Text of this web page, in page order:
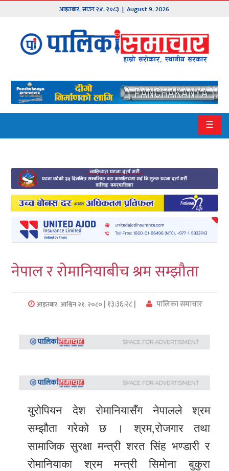
आइतबार,साउन२४,२०८३ | August 9, 2026
मुख्य
समाचार
हाम्रो
पालिका
१
२
बागमती
गण्डकी
कर्णाली
सुदुरपश्चिम
पालिका
अन्तरवार्ता
फोटो
समाचार
भिडियो
समाचार
☰
नेपाल र रोमानियाबीच श्रम सम्झौता
आइतबार, आश्विन २१, २०८० | १३:३६:२८ | पालिका समाचार
युरोपियन देश रोमानियासँग नेपालले श्रम
सम्झौता गरेको छ । श्रम,रोजगार तथा
सामाजिक सुरक्षा मन्त्री शरत सिंह भण्डारी र
रोमानियाका श्रम मन्त्री सिमोना बुकुरा